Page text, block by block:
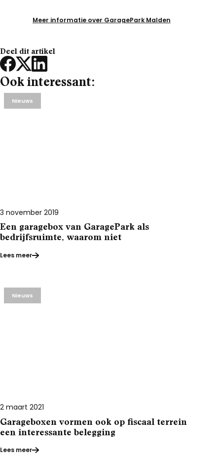
Meer informatie over GaragePark Malden
Deel dit artikel
Ook interessant:
3 november 2019
Een garagebox van GaragePark als
bedrijfsruimte, waarom niet
Lees meer
Nieuws
2 maart 2021
Garageboxen vormen ook op fiscaal terrein
een interessante belegging
Lees meer
Nieuws